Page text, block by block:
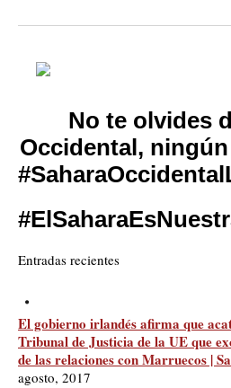
No te olvides
Occidental,
#
#
Entradas recientes
El gobierno irlandés afirma que
Tribunal de Justicia de la UE que
de las relaciones con Marruecos |
agosto, 2017